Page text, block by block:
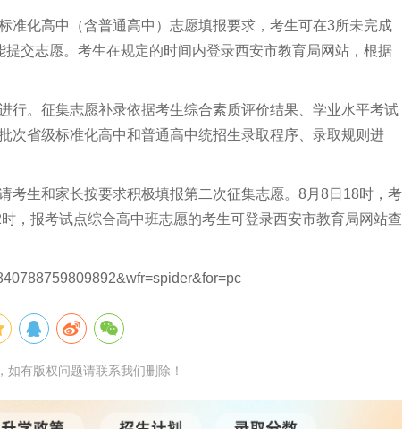
准化高中（含普通高中）志愿填报要求，考生可在3所未完成
交志愿。考生在规定的时间内登录西安市教育局网站，根据
行。征集志愿补录依据考生综合素质评价结果、学业水平考试
次省级标准化高中和普通高中统招生录取程序、录取规则进
考生和家长按要求积极填报第二次征集志愿。8月8日18时，考
，报考试点综合高中班志愿的考生可登录西安市教育局网站查
如有版权问题请联系我们删除！